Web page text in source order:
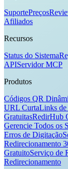
SuportePreços
Afiliados
Recursos
Status do Sistema
APIServidor MCP
Produtos
Códigos QR
URL CurtaLinks de
GratuitasRedirHub
Gerencie Todos os
Erros de Digitação
Redirecionamento
GratuitoServiço de
Redirecionamento